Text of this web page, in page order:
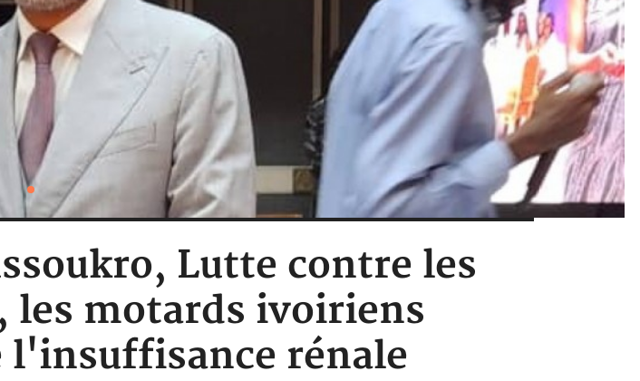
Lutte contre les
les motards ivoiriens
l'insuffisance rénale